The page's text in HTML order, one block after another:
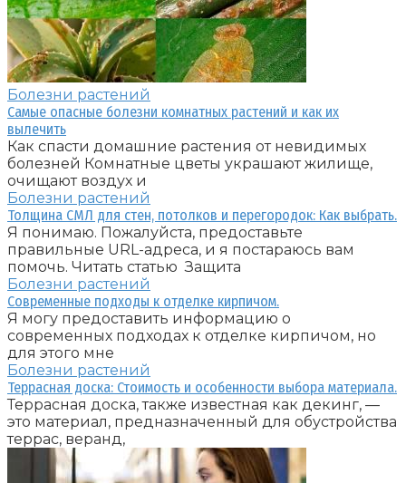
Болезни растений
Самые опасные болезни комнатных растений и как их
вылечить
Как спасти домашние растения от невидимых
болезней Комнатные цветы украшают жилище,
очищают воздух и
Болезни растений
Толщина СМЛ для стен, потолков и перегородок: Как выбрать.
Я понимаю. Пожалуйста, предоставьте
правильные URL-адреса, и я постараюсь вам
помочь. Читать статью Защита
Болезни растений
Современные подходы к отделке кирпичом.
Я могу предоставить информацию о
современных подходах к отделке кирпичом, но
для этого мне
Болезни растений
Террасная доска: Стоимость и особенности выбора материала.
Террасная доска, также известная как декинг, —
это материал, предназначенный для обустройства
террас, веранд,